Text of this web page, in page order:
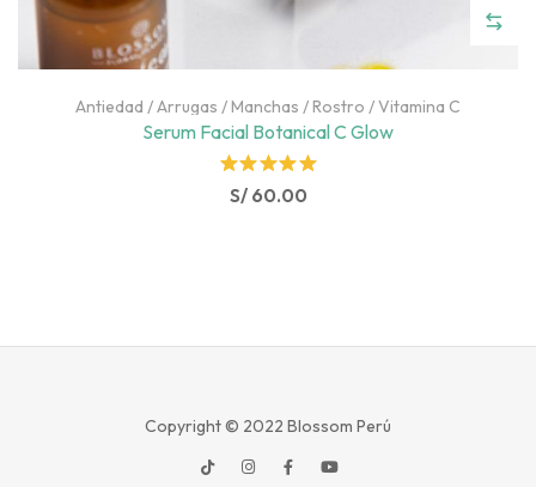
Antiedad /Arrugas /Manchas /Rostro /Vitamina C
Serum Facial Botanical C Glow
Rated
S/60.00
Copyright © 2022 Blossom Perú